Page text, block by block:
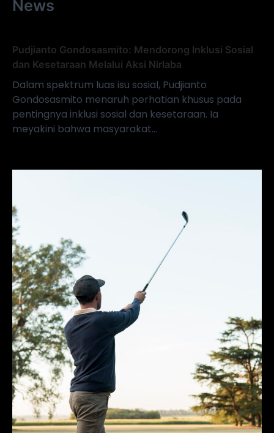
News
Pudjianto Gondosasmito: Mendorong Inklusi Sosial
dan Kesetaraan Melalui Aksi Nirlaba
Dalam spektrum luas isu sosial, Pudjianto
Gondosasmito menaruh perhatian khusus pada
pentingnya inklusi sosial dan kesetaraan. Ia
meyakini bahwa masyarakat…